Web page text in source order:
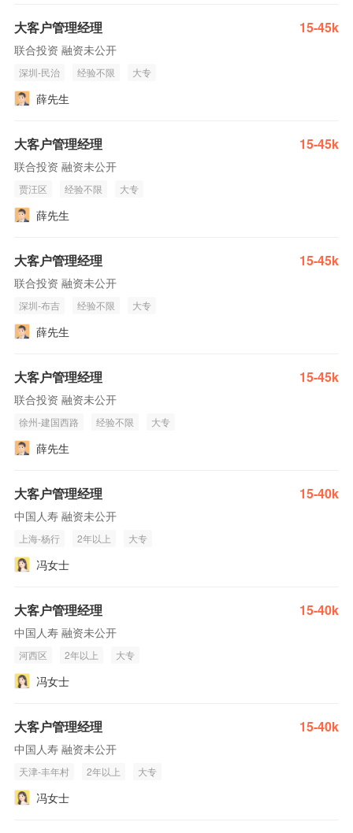
大客户管理经理 15-45k
联合投资 融资未公开
深圳-民治 经验不限 大专
薛先生
大客户管理经理 15-45k
联合投资 融资未公开
贾汪区 经验不限 大专
薛先生
大客户管理经理 15-45k
联合投资 融资未公开
深圳-布吉 经验不限 大专
薛先生
大客户管理经理 15-45k
联合投资 融资未公开
徐州-建国西路 经验不限 大专
薛先生
大客户管理经理 15-40k
中国人寿 融资未公开
上海-杨行 2年以上 大专
冯女士
大客户管理经理 15-40k
中国人寿 融资未公开
河西区 2年以上 大专
冯女士
大客户管理经理 15-40k
中国人寿 融资未公开
天津-丰年村 2年以上 大专
冯女士